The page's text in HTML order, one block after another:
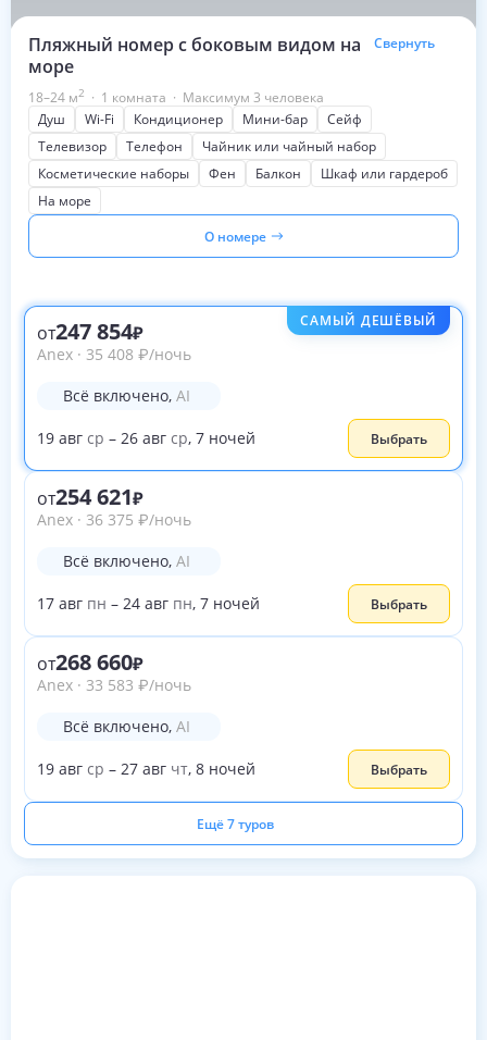
Пляжный номер с боковым видом на
море
Свернуть
18–24 м2 · 1 комната · Максимум 3 человека
Душ
Wi-Fi Кондиционер Мини-бар
Сейф
Телевизор
Телефон
Чайник или чайный набор
Косметические наборы
Фен Балкон
Шкаф или гардероб
На море
О номере
САМЫЙ ДЕШЁВЫЙ
от247 854
Anex · 35 408 ₽/ночь
Всё включено, AI
19 авг ср – 26 авг ср, 7 ночей Выбрать
от254 621
Anex · 36 375 ₽/ночь
Всё включено, AI
17 авг пн – 24 авг пн, 7 ночей Выбрать
от268 660
Anex · 33 583 ₽/ночь
Всё включено, AI
19 авг ср – 27 авг чт, 8 ночей Выбрать
Ещё 7 туров